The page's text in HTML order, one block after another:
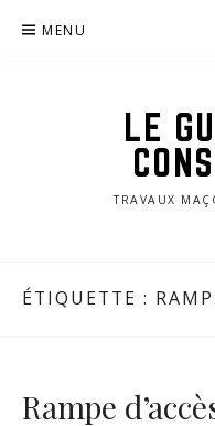
MENU
LE
TRAVAUX
ÉTIQUETTE :
Rampe